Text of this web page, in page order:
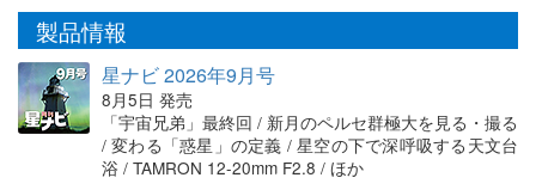
製品情報
星ナビ 2026年9月号
8月5日 発売
「宇宙兄弟」最終回 / 新月のペルセ群極大を見る・撮る
/ 変わる「惑星」の定義 / 星空の下で深呼吸する天文台
浴 / TAMRON 12-20mm F2.8 / ほか